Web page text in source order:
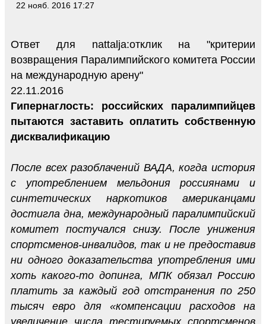
22 нояб. 2016 17:27
Ответ для nattalja:отклик на "критерии
возвращения Паралимпийского комитета России
на международную арену"
22.11.2016
Гипернаглость: российских паралимпийцев
пытаются заставить оплатить собственную
дисквалификацию
После всех разоблачений ВАДА, когда история
с употреблением мельдония россиянами и
синтетических наркотиков американцами
достигла дна, международный паралимпийский
комитет постучался снизу. После унижения
спортсменов-инвалидов, так и не предоставив
ни одного доказательства употребления ими
хоть какого-то допинга, МПК обязал Россию
платить за каждый год отстранения по 250
тысяч евро для «компенсации расходов на